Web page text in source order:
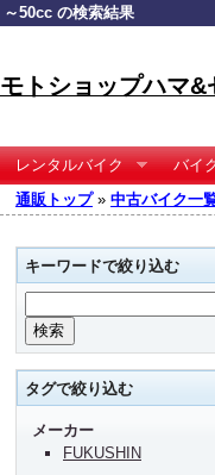
～50cc の検索結果
モトショップハマ&
レンタルバイク バイ
通販トップ» 中古バイク一
キーワードで絞り込む
タグで絞り込む
メーカー
FUKUSHIN